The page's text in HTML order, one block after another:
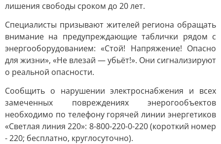
лишения свободы сроком до 20 лет.
Специалисты призывают жителей региона обращать
внимание на предупреждающие таблички рядом с
энергооборудованием: «Стой! Напряжение! Опасно
для жизни», «Не влезай — убьёт!». Они сигнализируют
о реальной опасности.
Сообщить о нарушении электроснабжения и всех
замеченных повреждениях энерогообъектов
необходимо по телефону горячей линии энергетиков
«Светлая линия 220»: 8-800-220-0-220 (короткий номер
- 220; бесплатно, круглосуточно).